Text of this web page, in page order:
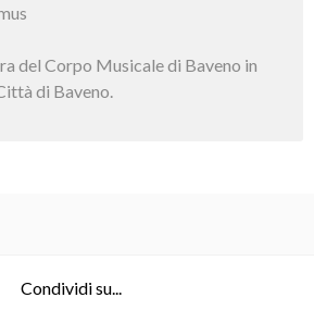
del Corpo Musicale di Baveno in
di Baveno.
Condividi su...